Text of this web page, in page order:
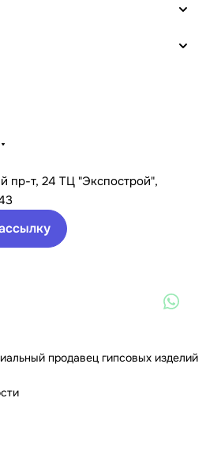
пр-т, 24 ТЦ "Экспострой",
продавец гипсовых изделий